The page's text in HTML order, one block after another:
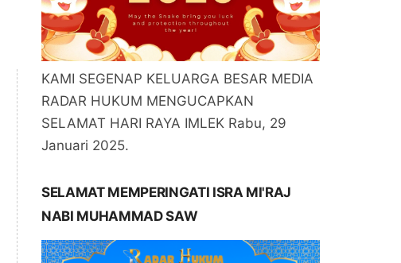
KAMI SEGENAP KELUARGA BESAR MEDIA
RADAR HUKUM MENGUCAPKAN
SELAMAT HARI RAYA IMLEK Rabu, 29
Januari 2025.
SELAMAT MEMPERINGATI ISRA MI'RAJ
NABI MUHAMMAD SAW